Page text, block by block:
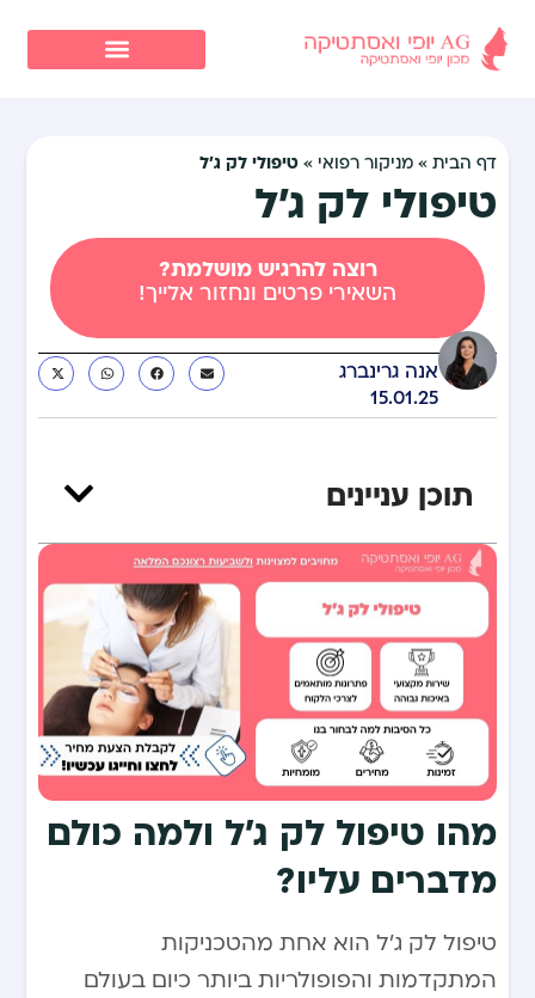
דף הבית »מניקור רפואי »טיפולי לק ג’ל
טיפולי לק ג’ל
רוצה להרגיש מושלמת?
השאירי פרטים ונחזור אלייך!
אנה גרינברג
15.01.25
תוכן עניינים
מהו טיפול לק ג’ל ולמה כולם
מדברים עליו?
טיפול לק ג’ל הוא אחת מהטכניקות
המתקדמות והפופולריות ביותר כיום בעולם